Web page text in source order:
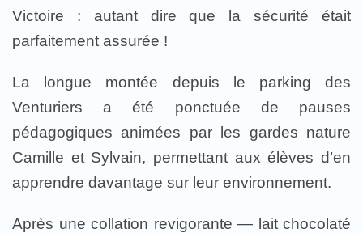
Victoire : autant dire que la sécurité était
parfaitement assurée !
La longue montée depuis le parking des
Venturiers a été ponctuée de pauses
pédagogiques animées par les gardes nature
Camille et Sylvain, permettant aux élèves d’en
apprendre davantage sur leur environnement.
Après une collation revigorante — lait chocolaté